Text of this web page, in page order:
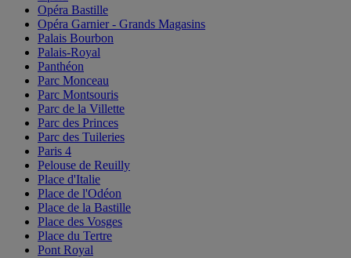
Opéra Bastille
Opéra Garnier - Grands Magasins
Palais Bourbon
Palais-Royal
Panthéon
Parc Monceau
Parc Montsouris
Parc de la Villette
Parc des Princes
Parc des Tuileries
Paris 4
Pelouse de Reuilly
Place d'Italie
Place de l'Odéon
Place de la Bastille
Place des Vosges
Place du Tertre
Pont Royal